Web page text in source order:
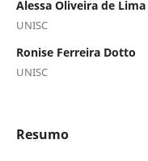
Alessa Oliveira de Lima
UNISC
Ronise Ferreira Dotto
UNISC
Resumo